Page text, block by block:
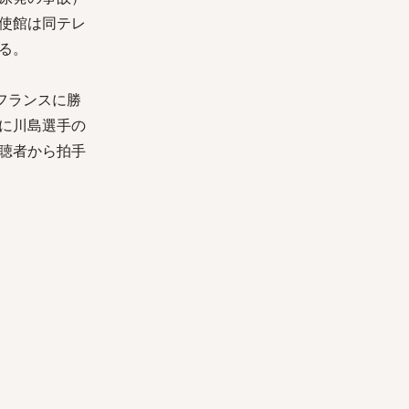
館は同テレ
ランスに勝
川島選手の
者から拍手